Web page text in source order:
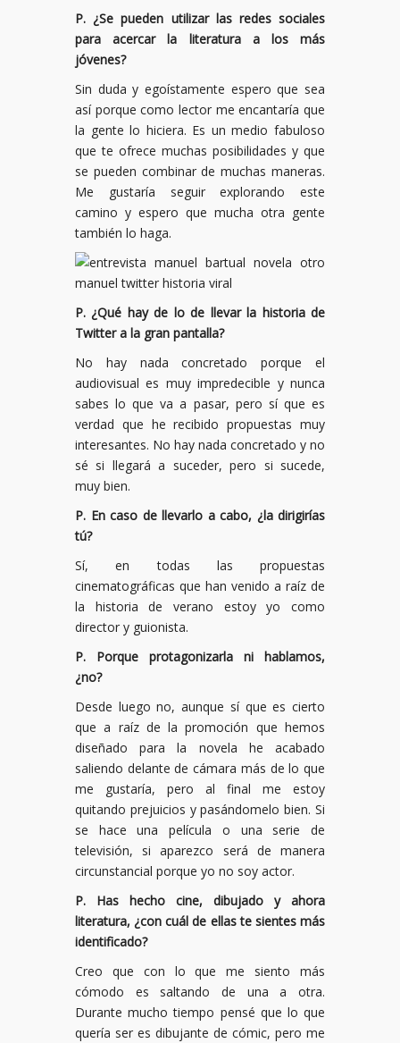
P. ¿Se pueden utilizar las redes sociales
para acercar la literatura a los más
jóvenes?
Sin duda y egoístamente espero que sea
así porque como lector me encantaría que
la gente lo hiciera. Es un medio fabuloso
que te ofrece muchas posibilidades y que
se pueden combinar de muchas maneras.
Me gustaría seguir explorando este
camino y espero que mucha otra gente
también lo haga.
P. ¿Qué hay de lo de llevar la historia de
Twitter a la gran pantalla?
No hay nada concretado porque el
audiovisual es muy impredecible y nunca
sabes lo que va a pasar, pero sí que es
verdad que he recibido propuestas muy
interesantes. No hay nada concretado y no
sé si llegará a suceder, pero si sucede,
muy bien.
P. En caso de llevarlo a cabo, ¿la dirigirías
tú?
Sí, en todas las propuestas
cinematográficas que han venido a raíz de
la historia de verano estoy yo como
director y guionista.
P. Porque protagonizarla ni hablamos,
¿no?
Desde luego no, aunque sí que es cierto
que a raíz de la promoción que hemos
diseñado para la novela he acabado
saliendo delante de cámara más de lo que
me gustaría, pero al final me estoy
quitando prejuicios y pasándomelo bien. Si
se hace una película o una serie de
televisión, si aparezco será de manera
circunstancial porque yo no soy actor.
P. Has hecho cine, dibujado y ahora
literatura, ¿con cuál de ellas te sientes más
identificado?
Creo que con lo que me siento más
cómodo es saltando de una a otra.
Durante mucho tiempo pensé que lo que
quería ser es dibujante de cómic, pero me